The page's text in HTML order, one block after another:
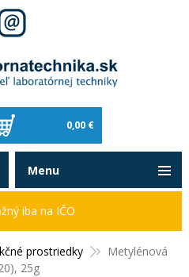
0,00 €
prostriedky
Metylénová
25g
iba na IČO
Menu